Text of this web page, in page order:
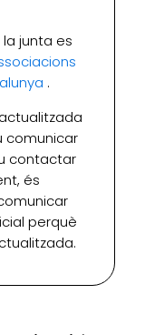
junta es
.
comunicar
contactar
és
perquè